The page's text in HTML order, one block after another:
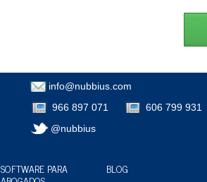
info@nubbius.com
966 897 071
606 799 931
@nubbius
SOFTWARE PARA BLOG